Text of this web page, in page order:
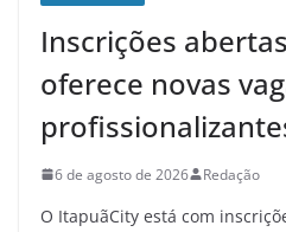
Inscrições
oferece novas
6 de agosto de 2026 Redação
O ItapuãCity está com